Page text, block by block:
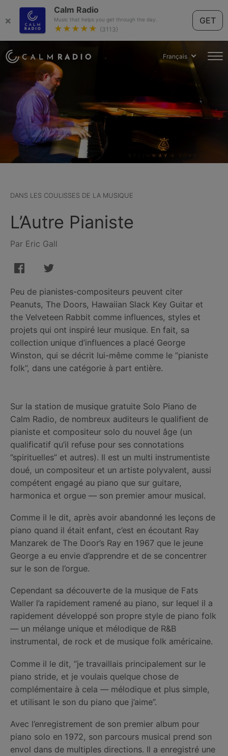
×
Calm Radio
Music that helps you get through the day.
★★★★★ (3113)
GET
Français
DANS LES COULISSES DE LA MUSIQUE
L’Autre Pianiste
Par Eric Gall
Peu de pianistes-compositeurs peuvent citer
Peanuts, The Doors, Hawaiian Slack Key Guitar et
the Velveteen Rabbit comme influences, styles et
projets qui ont inspiré leur musique. En fait, sa
collection unique d’influences a placé George
Winston, qui se décrit lui-même comme le ”pianiste
folk”, dans une catégorie à part entière.
Sur la station de musique gratuite Solo Piano de
Calm Radio, de nombreux auditeurs le qualifient de
pianiste et compositeur solo du nouvel âge (un
qualificatif qu’il refuse pour ses connotations
”spirituelles” et autres). Il est un multi instrumentiste
doué, un compositeur et un artiste polyvalent, aussi
compétent engagé au piano que sur guitare,
harmonica et orgue — son premier amour musical.
Comme il le dit, après avoir abandonné les leçons de
piano quand il était enfant, c’est en écoutant Ray
Manzarek de The Door’s Ray en 1967 que le jeune
George a eu envie d’apprendre et de se concentrer
sur le son de l’orgue.
Cependant sa découverte de la musique de Fats
Waller l’a rapidement ramené au piano, sur lequel il a
rapidement développé son propre style de piano folk
— un mélange unique et mélodique de R&B
instrumental, de rock et de musique folk américaine.
Comme il le dit, ”je travaillais principalement sur le
piano stride, et je voulais quelque chose de
complémentaire à cela — mélodique et plus simple,
et utilisant le son du piano que j’aime”.
Avec l’enregistrement de son premier album pour
piano solo en 1972, son parcours musical prend son
envol dans de multiples directions. Il a enregistré une